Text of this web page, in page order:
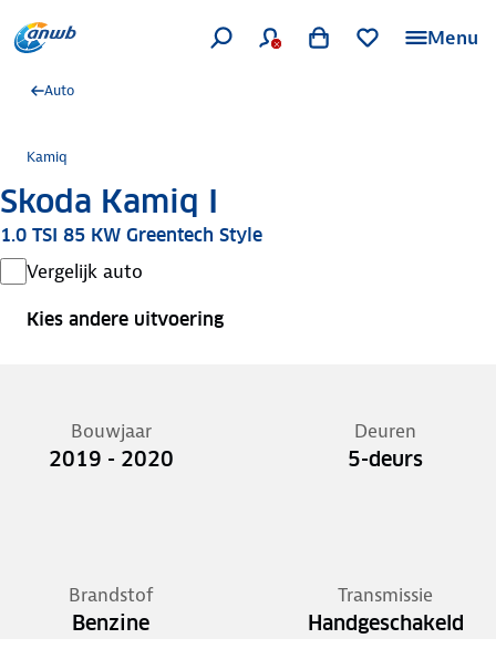
Menu
Auto
Kamiq
Skoda Kamiq I
1.0 TSI 85 KW Greentech Style
Vergelijk auto
Kies andere uitvoering
Bouwjaar
2019 - 2020
Deuren
5-deurs
Brandstof
Benzine
Transmissie
Handgeschakeld